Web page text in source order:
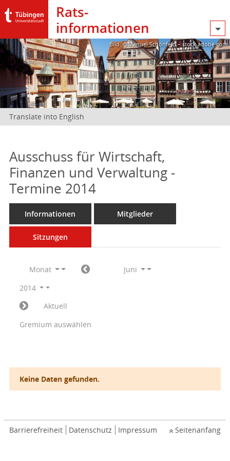
Rats­
informationen
Bild: @Manuel Schönfeld – stock.adobe.com
Translate into English
Ausschuss für Wirtschaft,
Finanzen und Verwaltung -
Termine 2014
Informationen Mitglieder
Sitzungen
Monat
Juni
2014
Aktuell
Gremium auswählen
Keine Daten gefunden.
Barrierefreiheit Datenschutz Impressum Seitenanfang